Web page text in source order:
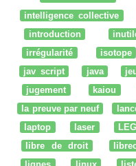
intelligence collective
introduction
irrégularité
isotope
jav script
java
jugement
kaiou
la preuve par neuf
laptop
laser
libre de droit